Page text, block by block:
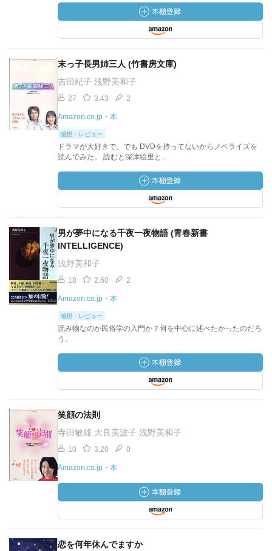
末っ子長男姉三人 (竹書房文庫)
吉田紀子 浅野美和子
27 3.43 2
Amazon.co.jp・本
感想・レビュー
ドラマが大好きで、でも DVDを持ってないからノベライズを
読んでみた。 読むと深津絵里と...
男が夢中になる千夜一夜物語 (青春新書
INTELLIGENCE)
浅野美和子
18 2.60 2
Amazon.co.jp・本
感想・レビュー
読み物なのか民俗学の入門か？何を中心に述べたかったのだろ
う。
笑顔の法則
寺田敏雄 大良美波子 浅野美和子
10 3.20 0
Amazon.co.jp・本
恋を何年休んでますか